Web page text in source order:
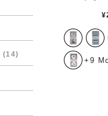
¥
+9
(14)